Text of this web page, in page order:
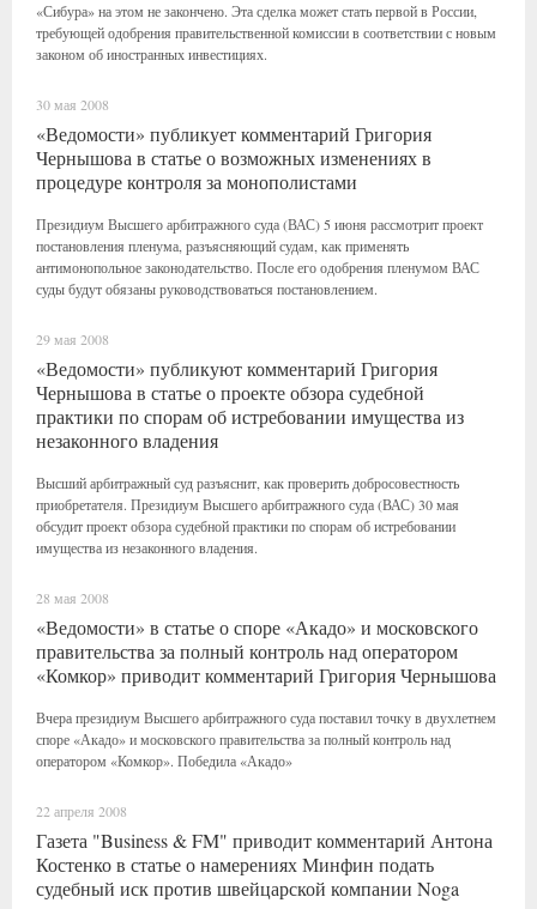
«Сибура» на этом не закончено. Эта сделка может стать первой в России,
требующей одобрения правительственной комиссии в соответствии с новым
законом об иностранных инвестициях.
30 мая 2008
«Ведомости» публикует комментарий Григория
Чернышова в статье о возможных изменениях в
процедуре контроля за монополистами
Президиум Высшего арбитражного суда (ВАС) 5 июня рассмотрит проект
постановления пленума, разъясняющий судам, как применять
антимонопольное законодательство. После его одобрения пленумом ВАС
суды будут обязаны руководствоваться постановлением.
29 мая 2008
«Ведомости» публикуют комментарий Григория
Чернышова в статье о проекте обзора судебной
практики по спорам об истребовании имущества из
незаконного владения
Высший арбитражный суд разъяснит, как проверить добросовестность
приобретателя. Президиум Высшего арбитражного суда (ВАС) 30 мая
обсудит проект обзора судебной практики по спорам об истребовании
имущества из незаконного владения.
28 мая 2008
«Ведомости» в статье о споре «Акадо» и московского
правительства за полный контроль над оператором
«Комкор» приводит комментарий Григория Чернышова
Вчера президиум Высшего арбитражного суда поставил точку в двухлетнем
споре «Акадо» и московского правительства за полный контроль над
оператором «Комкор». Победила «Акадо»
22 апреля 2008
Газета "Business & FM" приводит комментарий Антона
Костенко в статье о намерениях Минфин подать
судебный иск против швейцарской компании Noga